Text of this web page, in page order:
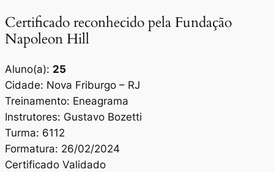
Certificado reconhecido pela Fundação
Napoleon Hill
Aluno(a): 25
Cidade: Nova Friburgo – RJ
Treinamento: Eneagrama
Instrutores: Gustavo Bozetti
Turma: 6112
Formatura: 26/02/2024
Certificado Validado